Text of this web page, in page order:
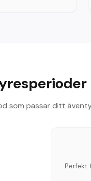
som passar ditt
Perfekt